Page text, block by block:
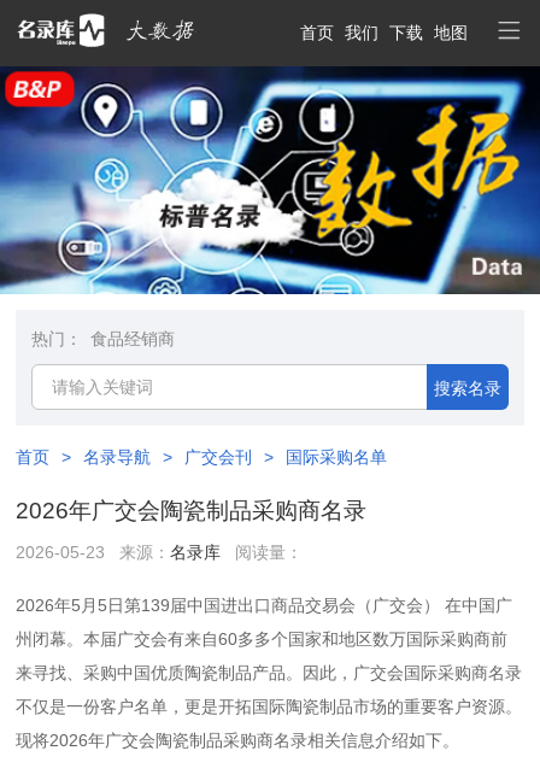
首页 我们 下载 地图
热门： 食品经销商
搜索名录
首页 > 名录导航 > 广交会刊 > 国际采购名单
2026年广交会陶瓷制品采购商名录
2026-05-23 来源：名录库 阅读量：
2026年5月5日第139届中国进出口商品交易会（广交会） 在中国广
州闭幕。本届广交会有来自60多多个国家和地区数万国际采购商前
来寻找、采购中国优质陶瓷制品产品。因此，广交会国际采购商名录
不仅是一份客户名单，更是开拓国际陶瓷制品市场的重要客户资源。
现将2026年广交会陶瓷制品采购商名录相关信息介绍如下。